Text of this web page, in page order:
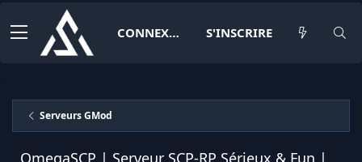
CONNEXION S'INSCRIRE
Serveurs GMod
OmegaSCP | Serveur SCP-RP Sérieux & Fun |